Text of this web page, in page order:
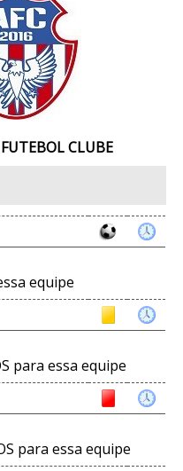
CLUBE
equipe
para essa equipe
para essa equipe